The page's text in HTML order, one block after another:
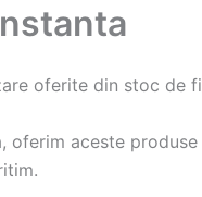
oferite din stoc de
oferim aceste